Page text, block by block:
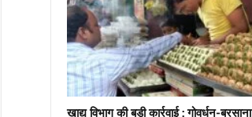
खाद्य विभाग की बड़ी कार्रवाई : गोवर्धन-बरसाना